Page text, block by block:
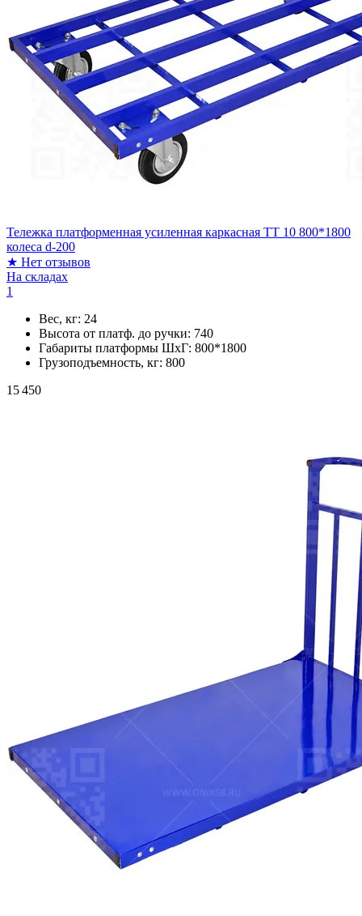
Тележка платформенная усиленная каркасная ТТ 10 800*1800
колеса d-200
★ Нет отзывов
На складах
1
Вес, кг: 24
Высота от платф. до ручки: 740
Габариты платформы ШxГ: 800*1800
Грузоподъемность, кг: 800
15 450